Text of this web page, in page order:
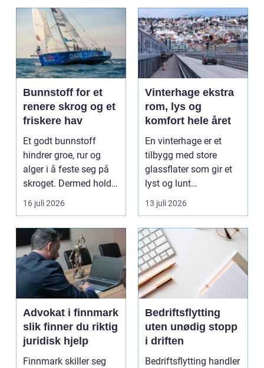
Bunnstoff for et
renere skrog og et
friskere hav
Et godt bunnstoff
hindrer groe, rur og
alger i å feste seg på
skroget. Dermed holder
båten bedre far...
16 juli 2026
Vinterhage ekstra
rom, lys og
komfort hele året
En vinterhage er et
tilbygg med store
glassflater som gir et
lyst og lunt
oppholdsrom nær
hagen, ogs...
13 juli 2026
Advokat i finnmark
slik finner du riktig
juridisk hjelp
Finnmark skiller seg
Bedriftsflytting
uten unødig stopp
i driften
Bedriftsflytting handler